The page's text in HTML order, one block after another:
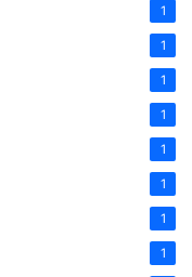
1
1
1
1
1
1
1
1